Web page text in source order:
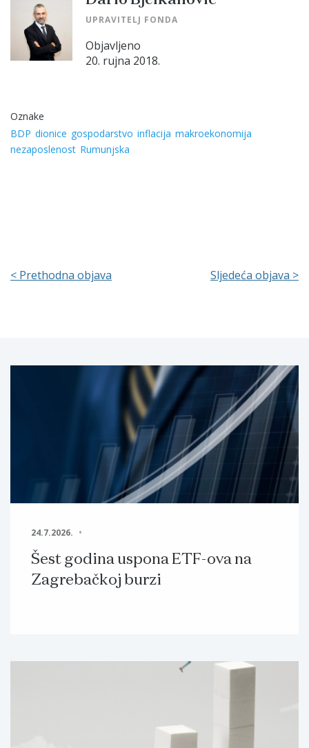
UPRAVITELJ FONDA
Objavljeno
20. rujna 2018.
Oznake
BDP dionice gospodarstvo inflacija makroekonomija
nezaposlenost Rumunjska
< Prethodna objava Sljedeća objava >
24.7.2026.
Šest godina uspona ETF-ova na
Zagrebačkoj burzi